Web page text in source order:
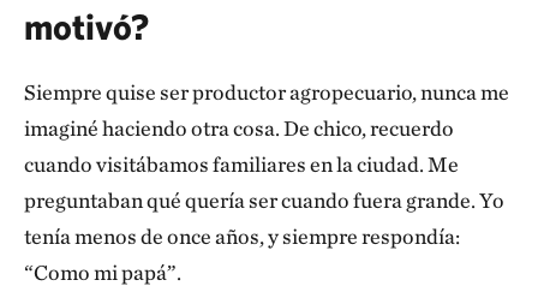
motivó?
Siempre quise ser productor agropecuario, nunca me
imaginé haciendo otra cosa. De chico, recuerdo
cuando visitábamos familiares en la ciudad. Me
preguntaban qué quería ser cuando fuera grande. Yo
tenía menos de once años, y siempre respondía:
“Como mi papá”.